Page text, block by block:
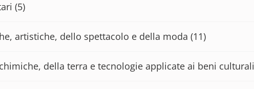
(5)
artistiche, dello spettacolo e della moda (11)
della terra e tecnologie applicate ai beni culturali